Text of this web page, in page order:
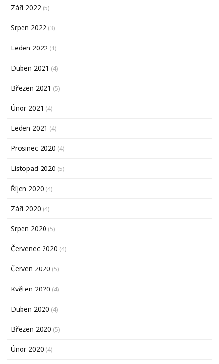
Září 2022 (5)
Srpen 2022 (3)
Leden 2022 (1)
Duben 2021 (4)
Březen 2021 (5)
Únor 2021 (4)
Leden 2021 (4)
Prosinec 2020 (4)
Listopad 2020 (5)
Říjen 2020 (4)
Září 2020 (4)
Srpen 2020 (5)
Červenec 2020 (4)
Červen 2020 (5)
Květen 2020 (4)
Duben 2020 (4)
Březen 2020 (5)
Únor 2020 (4)